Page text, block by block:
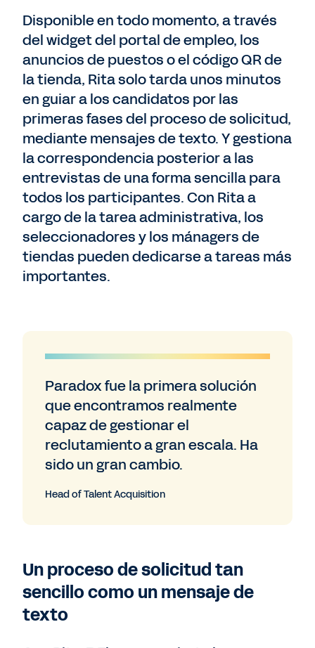
Disponible en todo momento, a través
del widget del portal de empleo, los
anuncios de puestos o el código QR de
la tienda, Rita solo tarda unos minutos
en guiar a los candidatos por las
primeras fases del proceso de solicitud,
mediante mensajes de texto. Y gestiona
la correspondencia posterior a las
entrevistas de una forma sencilla para
todos los participantes. Con Rita a
cargo de la tarea administrativa, los
seleccionadores y los mánagers de
tiendas pueden dedicarse a tareas más
importantes.
Paradox fue la primera solución
que encontramos realmente
capaz de gestionar el
reclutamiento a gran escala. Ha
sido un gran cambio.
Head of Talent Acquisition
Un proceso de solicitud tan
sencillo como un mensaje de
texto